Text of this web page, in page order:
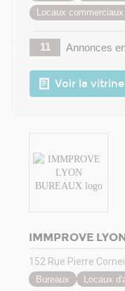
Locaux commerciaux
11 Annonces
Voir la vitrine
IMMPROVE
152 Rue Pierre
Bureaux Locaux